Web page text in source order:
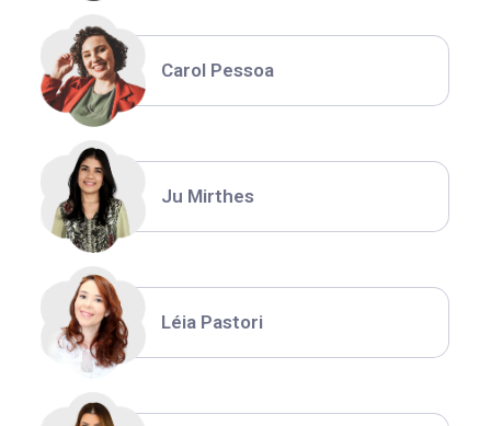
Carol Pessoa
Ju Mirthes
Léia Pastori